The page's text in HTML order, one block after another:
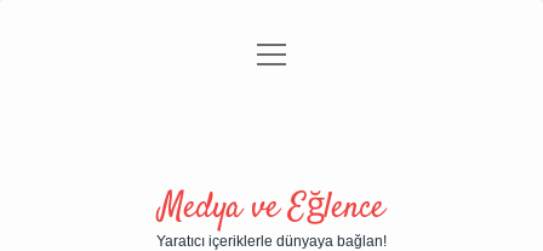
Gizlilik Politikası
menüyü
Medya ve Eğlence
Yaratıcı içeriklerle dünyaya bağlan!